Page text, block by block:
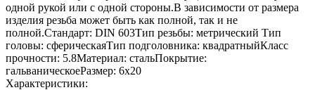
одной рукой или с одной стороны.В зависимости от размера
изделия резьба может быть как полной, так и не
полной.Стандарт: DIN 603Тип резьбы: метрический Тип
головы: сферическаяТип подголовника: квадратныйКласс
прочности: 5.8Материал: стальПокрытие:
гальваническоеРазмер: 6х20
Характеристики: